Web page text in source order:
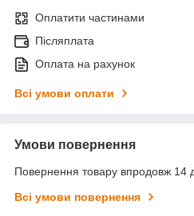
Оплатити частинами
Післяплата
Оплата на рахунок
Всі умови оплати
Умови повернення
Повернення товару впродовж 14
Всі умови повернення